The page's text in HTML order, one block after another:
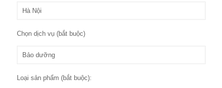
Chọn dịch vụ (bắt buộc)
Loại sản phẩm (bắt buộc):